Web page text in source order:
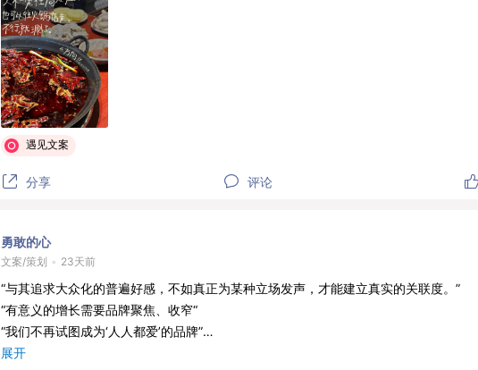
文案来自小红书@废话王阿姨
遇见文案
分享 评论
勇敢的心
文案/策划 • 23天前
“与其追求大众化的普遍好感，不如真正为某种立场发声，才能建立真实的关联度。”
“有意义的增长需要品牌聚焦、收窄“
“我们不再试图成为‘人人都爱’的品牌”
“相比一个有争议的信息，一个被稀释、模糊的信息，对品牌生存的威胁反而更大“。
展开